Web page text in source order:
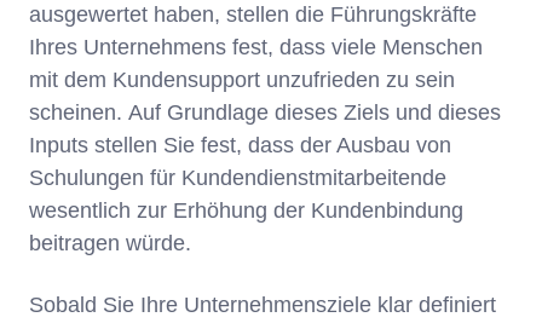
ausgewertet haben, stellen die Führungskräfte
Ihres Unternehmens fest, dass viele Menschen
mit dem Kundensupport unzufrieden zu sein
scheinen. Auf Grundlage dieses Ziels und dieses
Inputs stellen Sie fest, dass der Ausbau von
Schulungen für Kundendienstmitarbeitende
wesentlich zur Erhöhung der Kundenbindung
beitragen würde.
Sobald Sie Ihre Unternehmensziele klar definiert